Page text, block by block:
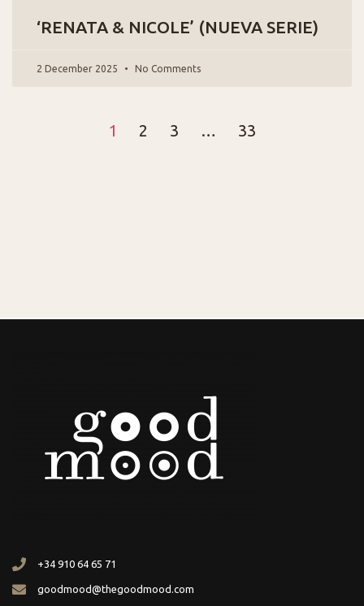
‘RENATA & NICOLE’ (NUEVA SERIE)
2 December 2025 No Comments
1 2 3 … 33
+34 910 64 65 71
goodmood@thegoodmood.com